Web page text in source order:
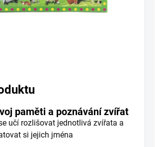
paměti a poznávání zvířat
učí rozlišovat jednotlivá zvířata a
si jejich jména